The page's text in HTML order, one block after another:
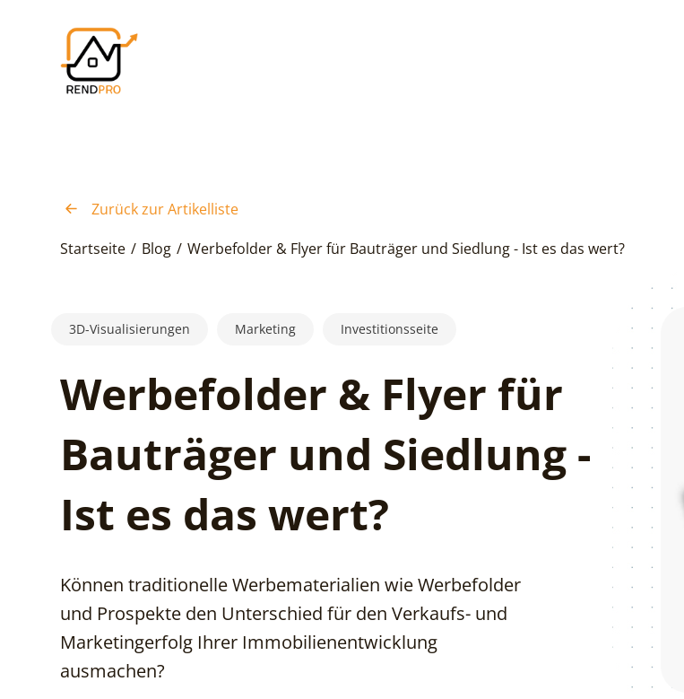
Zurück zur Artikelliste
Startseite / Blog / Werbefolder & Flyer für Bauträger und Siedlung - Ist es das wert?
3D-Visualisierungen Marketing Investitionsseite
Werbefolder & Flyer für
Bauträger und Siedlung -
Ist es das wert?
Können traditionelle Werbematerialien wie Werbefolder
und Prospekte den Unterschied für den Verkaufs- und
Marketingerfolg Ihrer Immobilienentwicklung
ausmachen?